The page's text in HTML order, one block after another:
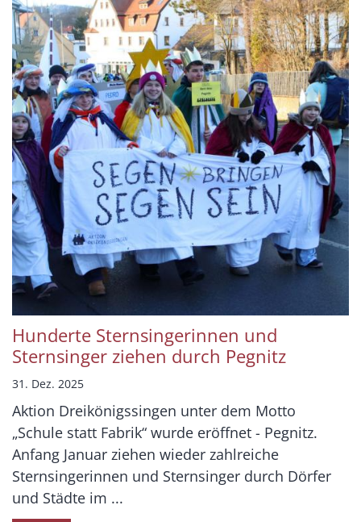
Hunderte Sternsingerinnen und
Sternsinger ziehen durch Pegnitz
31. Dez. 2025
Aktion Dreikönigssingen unter dem Motto
„Schule statt Fabrik“ wurde eröffnet - Pegnitz.
Anfang Januar ziehen wieder zahlreiche
Sternsingerinnen und Sternsinger durch Dörfer
und Städte im ...